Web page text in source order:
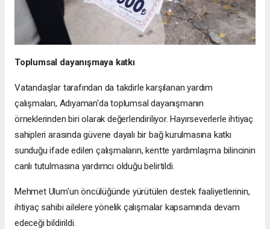
Toplumsal dayanışmaya katkı
Vatandaşlar tarafından da takdirle karşılanan yardım
çalışmaları, Adıyaman'da toplumsal dayanışmanın
örneklerinden biri olarak değerlendiriliyor. Hayırseverlerle ihtiyaç
sahipleri arasında güvene dayalı bir bağ kurulmasına katkı
sunduğu ifade edilen çalışmaların, kentte yardımlaşma bilincinin
canlı tutulmasına yardımcı olduğu belirtildi.
Mehmet Ulum'un öncülüğünde yürütülen destek faaliyetlerinin,
ihtiyaç sahibi ailelere yönelik çalışmalar kapsamında devam
edeceği bildirildi.